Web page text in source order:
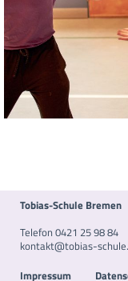
Tobias-Schule Bremen
Telefon 0421 25 98 84
kontakt@tobias-
Impressum